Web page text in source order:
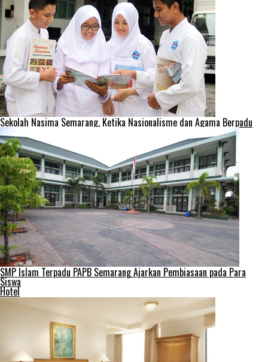
Sekolah Nasima Semarang, Ketika Nasionalisme dan Agama Berpadu
SMP Islam Terpadu PAPB Semarang Ajarkan Pembiasaan pada Para
Siswa
Hotel